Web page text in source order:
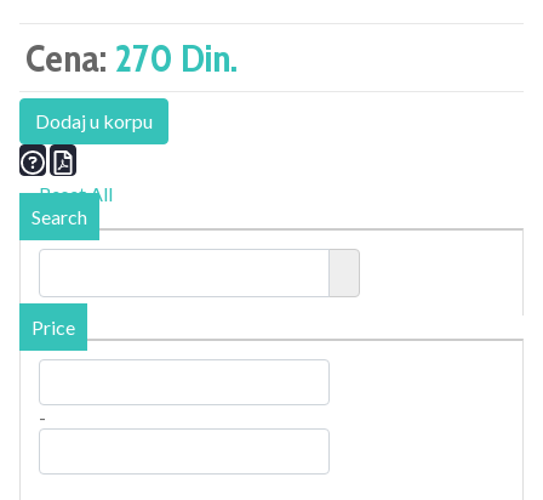
Cena: 270 Din.
Dodaj u korpu
Reset All
Search
Price
-